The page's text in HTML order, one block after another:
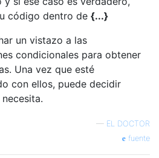
código dentro de {...}
un vistazo a las
condicionales para obtener
Una vez que esté
con ellos, puede decidir
— EL DOCTOR
fuente